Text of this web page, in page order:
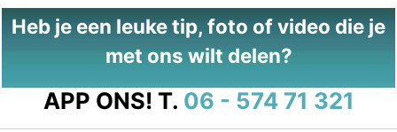
Heb je een leuke tip, foto of video die je
met ons wilt delen?
APP ONS! T. 06 - 574 71 321